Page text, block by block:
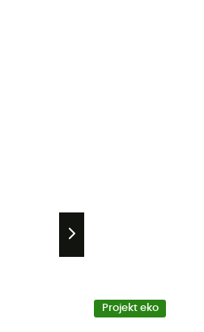
Projekt eko